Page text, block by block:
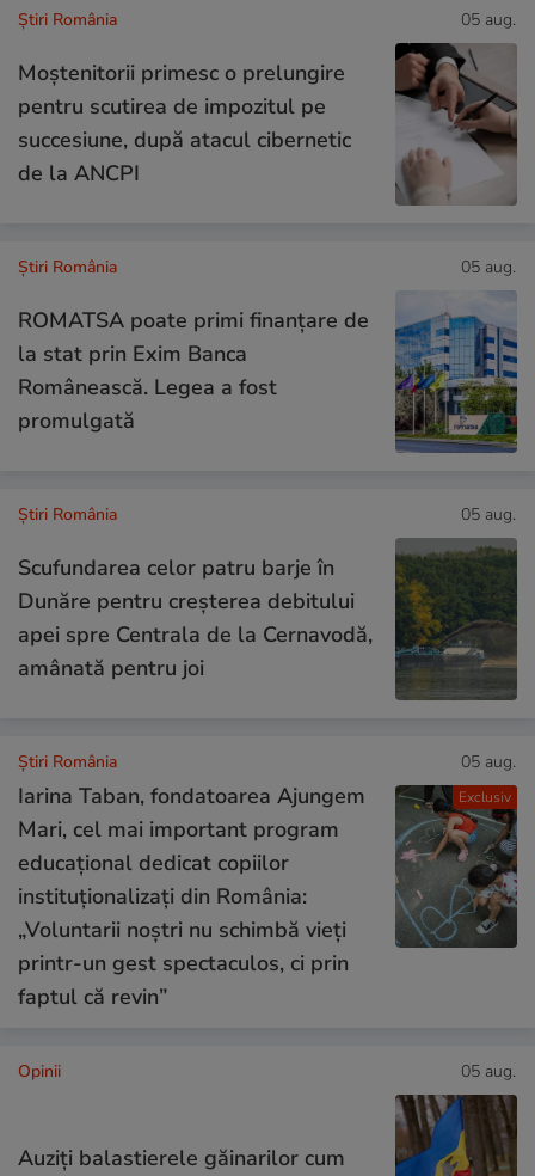
Știri România 05 aug.
Moștenitorii primesc o prelungire
pentru scutirea de impozitul pe
succesiune, după atacul cibernetic
de la ANCPI
Știri România 05 aug.
ROMATSA poate primi finanțare de
la stat prin Exim Banca
Românească. Legea a fost
promulgată
Știri România 05 aug.
Scufundarea celor patru barje în
Dunăre pentru creșterea debitului
apei spre Centrala de la Cernavodă,
amânată pentru joi
Exclusiv
Știri România 05 aug.
Iarina Taban, fondatoarea Ajungem
Mari, cel mai important program
educațional dedicat copiilor
instituționalizați din România:
„Voluntarii noștri nu schimbă vieți
printr-un gest spectaculos, ci prin
faptul că revin”
Opinii 05 aug.
Auziți balastierele găinarilor cum